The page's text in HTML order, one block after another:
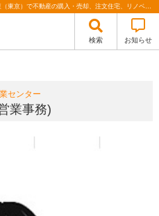
藤本 (営業事務) | 関西（大阪・北摂・神戸）・関東（東京）で不動産の購入・売却、注文住宅、リノベーションの事なら株式会社ハウスコミュニケーション
検索 お知らせ
センター
業事務)